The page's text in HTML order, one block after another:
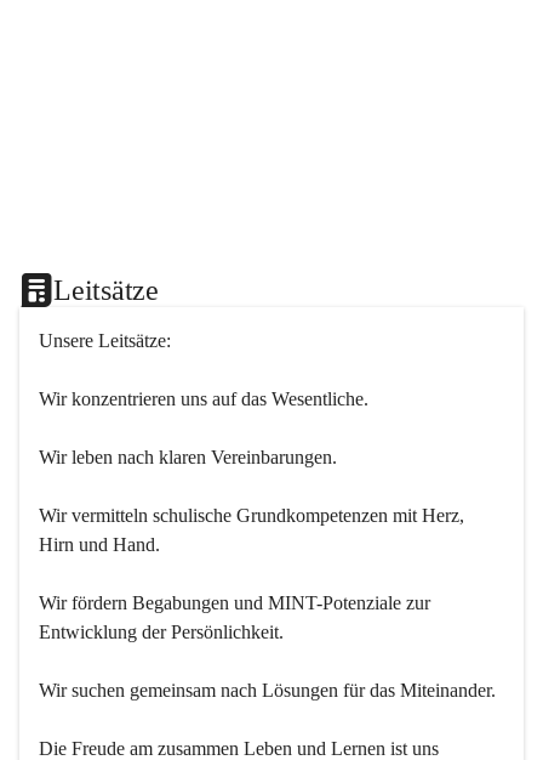
Leitsätze
Unsere Leitsätze:
Wir konzentrieren uns auf das Wesentliche.
Wir leben nach klaren Vereinbarungen.
Wir vermitteln schulische Grundkompetenzen mit Herz,
Hirn und Hand.
Wir fördern Begabungen und MINT-Potenziale zur
Entwicklung der Persönlichkeit.
Wir suchen gemeinsam nach Lösungen für das Miteinander.
Die Freude am zusammen Leben und Lernen ist uns